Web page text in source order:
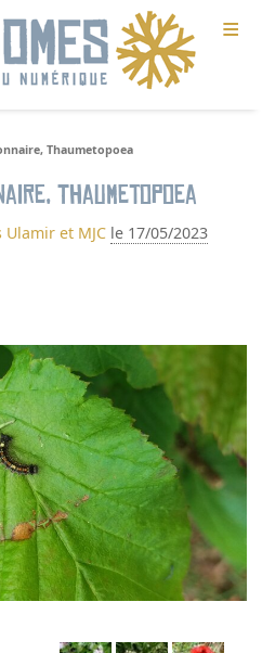
≡
Thaumetopoea
Thaumetopoea
Ulamir et MJC le 17/05/2023